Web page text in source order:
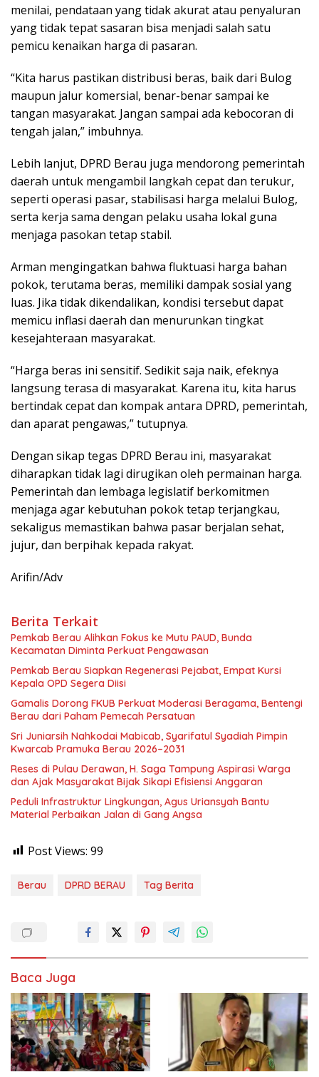
menilai, pendataan yang tidak akurat atau penyaluran
yang tidak tepat sasaran bisa menjadi salah satu
pemicu kenaikan harga di pasaran.
“Kita harus pastikan distribusi beras, baik dari Bulog
maupun jalur komersial, benar-benar sampai ke
tangan masyarakat. Jangan sampai ada kebocoran di
tengah jalan,” imbuhnya.
Lebih lanjut, DPRD Berau juga mendorong pemerintah
daerah untuk mengambil langkah cepat dan terukur,
seperti operasi pasar, stabilisasi harga melalui Bulog,
serta kerja sama dengan pelaku usaha lokal guna
menjaga pasokan tetap stabil.
Arman mengingatkan bahwa fluktuasi harga bahan
pokok, terutama beras, memiliki dampak sosial yang
luas. Jika tidak dikendalikan, kondisi tersebut dapat
memicu inflasi daerah dan menurunkan tingkat
kesejahteraan masyarakat.
“Harga beras ini sensitif. Sedikit saja naik, efeknya
langsung terasa di masyarakat. Karena itu, kita harus
bertindak cepat dan kompak antara DPRD, pemerintah,
dan aparat pengawas,” tutupnya.
Dengan sikap tegas DPRD Berau ini, masyarakat
diharapkan tidak lagi dirugikan oleh permainan harga.
Pemerintah dan lembaga legislatif berkomitmen
menjaga agar kebutuhan pokok tetap terjangkau,
sekaligus memastikan bahwa pasar berjalan sehat,
jujur, dan berpihak kepada rakyat.
Arifin/Adv
Berita Terkait
Pemkab Berau Alihkan Fokus ke Mutu PAUD, Bunda
Kecamatan Diminta Perkuat Pengawasan
Pemkab Berau Siapkan Regenerasi Pejabat, Empat Kursi
Kepala OPD Segera Diisi
Gamalis Dorong FKUB Perkuat Moderasi Beragama, Bentengi
Berau dari Paham Pemecah Persatuan
Sri Juniarsih Nahkodai Mabicab, Syarifatul Syadiah Pimpin
Kwarcab Pramuka Berau 2026–2031
Reses di Pulau Derawan, H. Saga Tampung Aspirasi Warga
dan Ajak Masyarakat Bijak Sikapi Efisiensi Anggaran
Peduli Infrastruktur Lingkungan, Agus Uriansyah Bantu
Material Perbaikan Jalan di Gang Angsa
Post Views: 99
Berau DPRD BERAU Tag Berita
Baca Juga